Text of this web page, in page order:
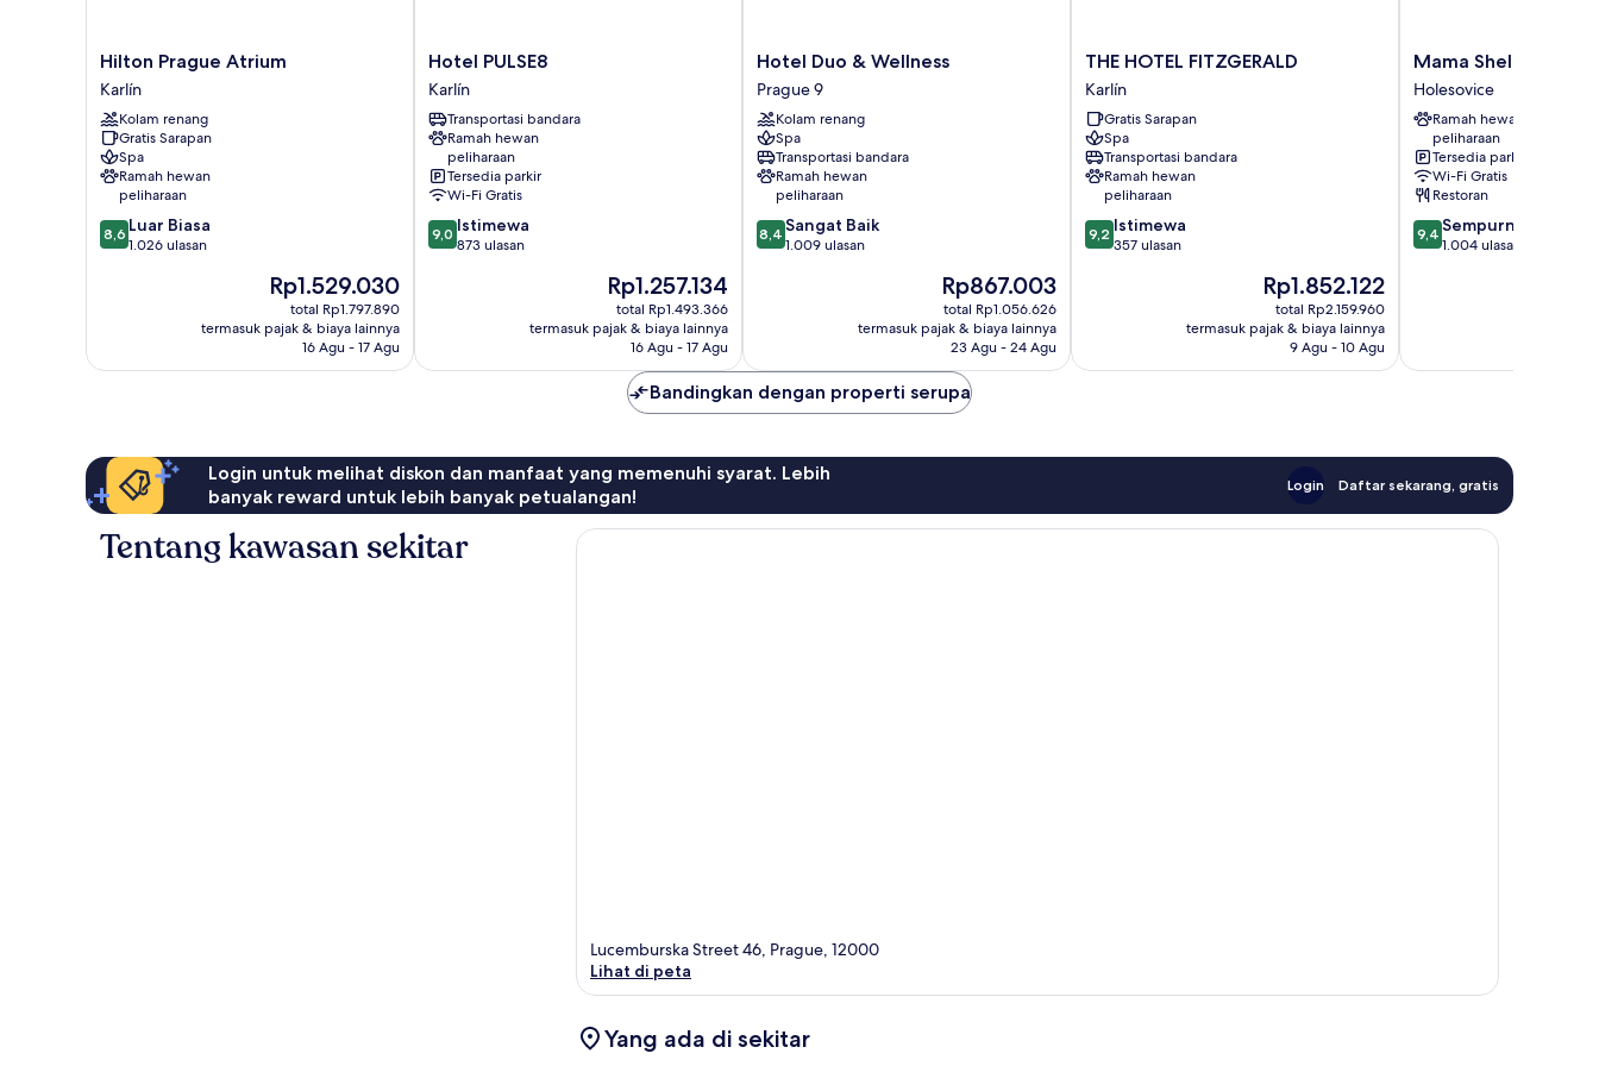
Hilton
Prague
Atrium
Karlín
Hilton Prague Atrium
Karlín
Kolam renang
Gratis Sarapan
Spa
Ramah hewan
peliharaan
8.6
dari
8,6 Luar Biasa
1.026 ulasan
Harga
sekarang
Rp1.529.030
Rp1.529.030
total Rp1.797.890
termasuk pajak & biaya lainnya
16 Agu - 17 Agu
Hotel
PULSE8
Karlín
Hotel PULSE8
Karlín
Transportasi bandara
Ramah hewan
peliharaan
Tersedia parkir
Wi-Fi Gratis
9.0
dari
9,0 Istimewa
873 ulasan
Harga
sekarang
Rp1.257.134
Rp1.257.134
total Rp1.493.366
termasuk pajak & biaya lainnya
16 Agu - 17 Agu
Hotel
Duo
&
Wellness
Prague
9
Hotel Duo & Wellness
Prague 9
Kolam renang
Spa
Transportasi bandara
Ramah hewan
peliharaan
8.4
dari
8,4 Sangat Baik
1.009 ulasan
Harga
sekarang
Rp867.003
Rp867.003
total Rp1.056.626
termasuk pajak & biaya lainnya
23 Agu - 24 Agu
THE
HOTEL
FITZGERALD
Karlín
THE HOTEL FITZGERALD
Karlín
Gratis Sarapan
Spa
Transportasi bandara
Ramah hewan
peliharaan
9.2
dari
9,2 Istimewa
357 ulasan
Harga
sekarang
Rp1.852.122
Rp1.852.122
total Rp2.159.960
termasuk pajak & biaya lainnya
9 Agu - 10 Agu
Mama
Shelter
Prague
Holesovice
Mama Shelter
Holesovice
Ramah hewan
peliharaan
Tersedia parkir
Wi-Fi Gratis
Restoran
9.4
dari
9,4 Sempurna
1.004 ulasan
Bandingkan dengan properti serupa
Login untuk melihat diskon dan manfaat yang memenuhi syarat. Lebih
banyak reward untuk lebih banyak petualangan!
Login Daftar sekarang, gratis
Tentang kawasan sekitar
Lucemburska Street 46, Prague, 12000
Lihat di peta
Yang ada di sekitar